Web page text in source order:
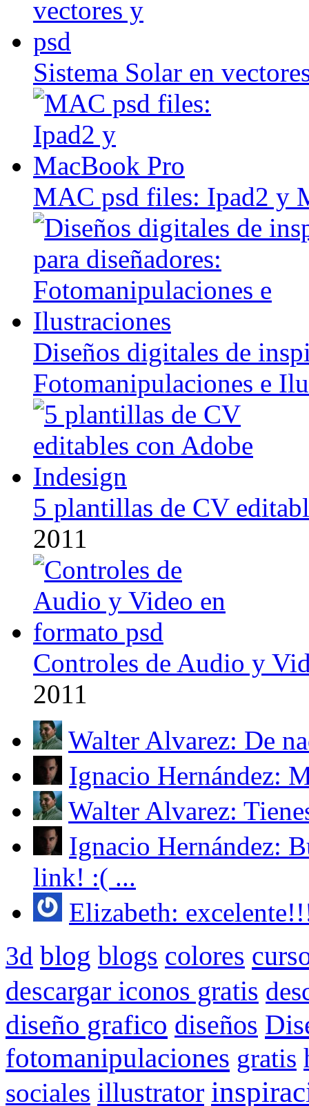
Sistema Solar en
MAC psd files: Ipad2 y
Diseños digitales de
Fotomanipulaciones e
5 plantillas de CV
2011
Controles de Audio y
2011
Walter Alvarez: De
Ignacio Hernández:
Walter Alvarez:
Ignacio Hernández:
link! :( ...
Elizabeth:
3d blog blogs colores
descargar iconos gratis
diseño grafico diseños
fotomanipulaciones gratis
sociales illustrator